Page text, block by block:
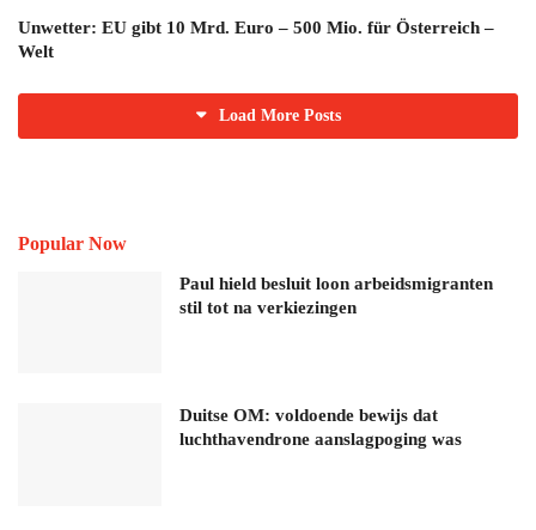
Unwetter: EU gibt 10 Mrd. Euro – 500 Mio. für Österreich –
Welt
Load More Posts
Popular Now
Paul hield besluit loon arbeidsmigranten
stil tot na verkiezingen
Duitse OM: voldoende bewijs dat
luchthavendrone aanslagpoging was